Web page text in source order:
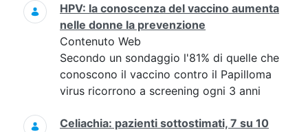
HPV: la conoscenza del vaccino aumenta
nelle donne la prevenzione
Contenuto Web
Secondo un sondaggio l'81% di quelle che
conoscono il vaccino contro il Papilloma
virus ricorrono a screening ogni 3 anni
Celiachia: pazienti sottostimati, 7 su 10